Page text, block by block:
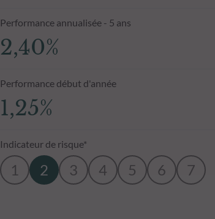
Performance annualisée - 5 ans
2,40%
Performance début d'année
1,25%
Indicateur de risque*
1 2 3 4 5 6 7